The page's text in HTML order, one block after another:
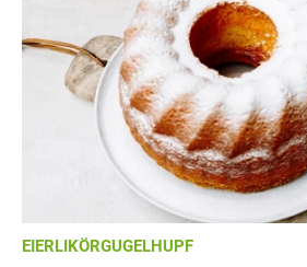
EIERLIKÖRGUGELHUPF